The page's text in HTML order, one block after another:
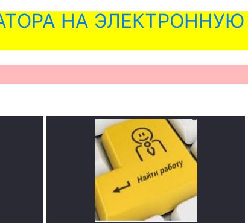
НА ЭЛЕКТРОННУЮ